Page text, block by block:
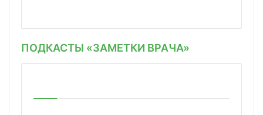
ПОДКАСТЫ «ЗАМЕТКИ ВРАЧА»